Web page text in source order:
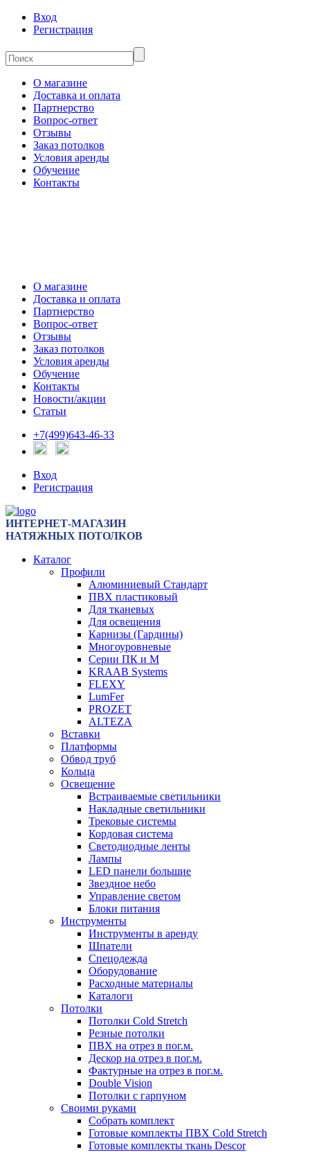
Вход
Регистрация
О магазине
Доставка и оплата
Партнерство
Вопрос-ответ
Отзывы
Заказ потолков
Условия аренды
Обучение
Контакты
О магазине
Доставка и оплата
Партнерство
Вопрос-ответ
Отзывы
Заказ потолков
Условия аренды
Обучение
Контакты
Новости/акции
Статьи
+7(499)643-46-33
Вход
Регистрация
ИНТЕРНЕТ-МАГАЗИН
НАТЯЖНЫХ ПОТОЛКОВ
Каталог
Профили
Алюминиевый Стандарт
ПВХ пластиковый
Для тканевых
Для освещения
Карнизы (Гардины)
Многоуровневые
Серии ПК и М
KRAAB Systems
FLEXY
LumFer
PROZET
ALTEZA
Вставки
Платформы
Обвод труб
Кольца
Освещение
Встраиваемые светильники
Накладные светильники
Трековые системы
Кордовая система
Светодиодные ленты
Лампы
LED панели большие
Звездное небо
Управление светом
Блоки питания
Инструменты
Инструменты в аренду
Шпатели
Спецодежда
Оборудование
Расходные материалы
Каталоги
Потолки
Потолки Cold Stretch
Резные потолки
ПВХ на отрез в пог.м.
Дескор на отрез в пог.м.
Фактурные на отрез в пог.м.
Double Vision
Потолки с гарпуном
Своими руками
Собрать комплект
Готовые комплекты ПВХ Cold Stretch
Готовые комплекты ткань Descor